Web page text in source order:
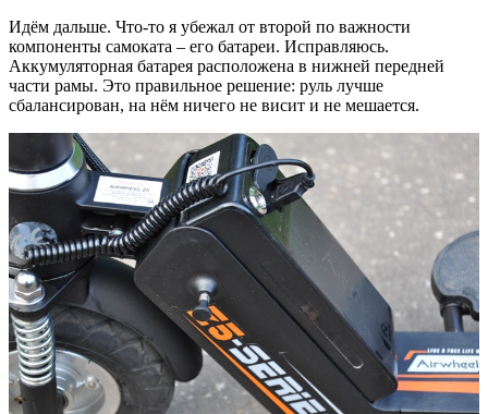
Идём дальше. Что-то я убежал от второй по важности
компоненты самоката – его батареи. Исправляюсь.
Аккумуляторная батарея расположена в нижней передней
части рамы. Это правильное решение: руль лучше
сбалансирован, на нём ничего не висит и не мешается.